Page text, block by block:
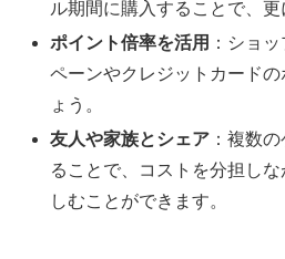
ル期間に購入することで、更
ポイント倍率を活用 ：ショ
ペーンやクレジットカード
ょう。
友人や家族とシェア ：複数
ることで、コストを分担し
しむことができます。